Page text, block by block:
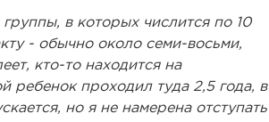
группы, в которых числится по 10
- обычно около семи-восьми,
кто-то находится на
ребенок проходил туда 2,5 года, в
но я не намерена отступать